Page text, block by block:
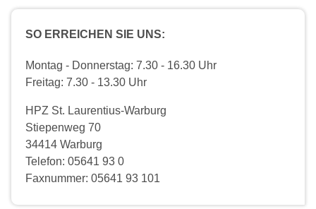
SO ERREICHEN SIE UNS:
Montag - Donnerstag: 7.30 - 16.30 Uhr
Freitag: 7.30 - 13.30 Uhr
HPZ St. Laurentius-Warburg
Stiepenweg 70
34414 Warburg
Telefon: 05641 93 0
Faxnummer: 05641 93 101